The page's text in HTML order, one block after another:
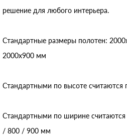
решение для любого интерьера.
Стандартные размеры полотен:
2000x900 мм
Стандартными по высоте
Стандартными по ширине
/ 800 / 900 мм